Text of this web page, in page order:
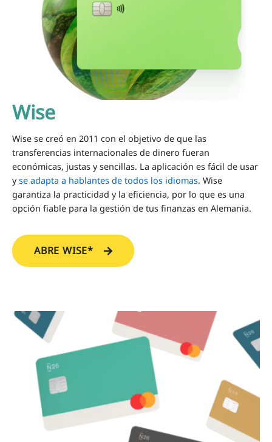
Wise
Wise se creó en 2011 con el objetivo de que las
transferencias internacionales de dinero fueran
económicas, justas y sencillas. La aplicación es fácil de usar
y se adapta a hablantes de todos los idiomas. Wise
garantiza la practicidad y la eficiencia, por lo que es una
opción fiable para la gestión de tus finanzas en Alemania.
ABRE WISE*